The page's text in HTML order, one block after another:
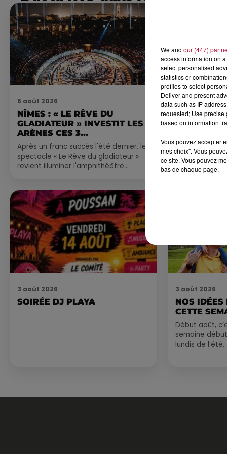
6 août 2026
NÎMES : « LE RÊVE DU
GLADIATEUR » INVESTIT LES
ARÈNES CES 3...
Après un franc succès l'été dernier, le
spectacle « Le Rêve du gladiateur »
revient illuminer l'amphithéâtre
4 août 2026
FÊTE DE
3 août 2026
SOIRÉE DJ PLAYA
3 août 2026
NOS IDÉES
CETTE
Début août,
semaine
lundis de
We and our (447)
access information on
select personalised
statistics or
profiles to select
Deliver and present
data such as IP
requested; Use precise
based on information
Vous pouvez accepter
mes choix". Vous
ce site. Vous pouvez
bas de chaque page.